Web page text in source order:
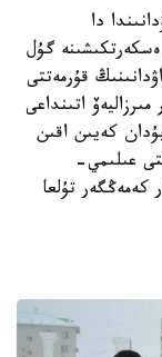
دا
گۇل
قۇرمەتتى
اتىنداعى
كەيىن اقىن
عىلىمي-
كەمەڭگەر تۇلعا